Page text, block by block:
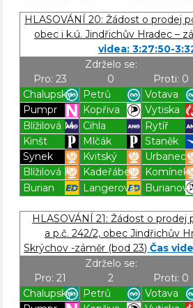
HLASOVÁNÍ 20: Žádost o prodej
obec i k.ú. Jindřichův Hradec –
videa: 3:27:50-
Pro: 23
Zdrželo se:
0
Proti: 0
Chalupský
Petrů Votava
Pumpr
Kopřiva Vytiska
Blížilová M. Cihla Rytíř
Kinšt
Mlčák Staněk
Synek
Kvitský Urbanec
Blížilová P.
Kadeřábek Komínek
Burian
Langerová
HLASOVÁNÍ 21: Žádost o prodej
a p.č. 242/2, obec Jindřichův
Skrýchov -záměr (bod 23) Čas
Pro: 21
Zdrželo se:
2
Proti: 0
Chalupský
Petrů Votava